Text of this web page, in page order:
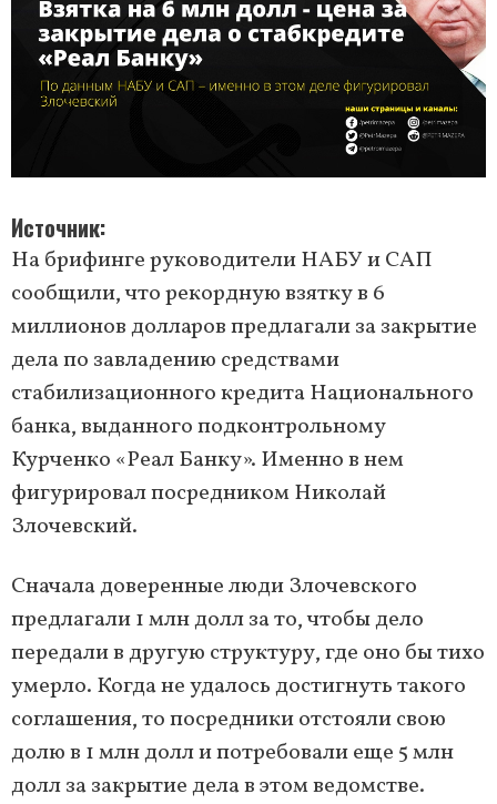
Источник
На брифинге руководители НАБУ и САП
сообщили, что рекордную взятку в 6
миллионов долларов предлагали за закрытие
дела по завладению средствами
стабилизационного кредита Национального
банка, выданного подконтрольному
Курченко «Реал Банку». Именно в нем
фигурировал посредником Николай
Злочевский.
Сначала доверенные люди Злочевского
предлагали 1 млн долл за то, чтобы дело
передали в другую структуру, где оно бы тихо
умерло. Когда не удалось достигнуть такого
соглашения, то посредники отстояли свою
долю в 1 млн долл и потребовали еще 5 млн
долл за закрытие дела в этом ведомстве.